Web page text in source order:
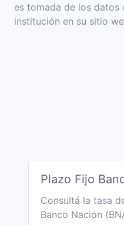
es tomada de los datos
institución en su sitio
Plazo Fijo
Consultá la tasa
Banco Nación